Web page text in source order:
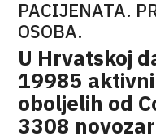
PACIJENATA.
OSOBA.
U Hrvatskoj
19985
oboljelih od
3308